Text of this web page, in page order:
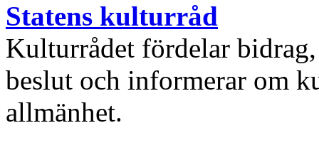
Statens kulturråd
Kulturrådet fördelar
beslut och informerar om
allmänhet.